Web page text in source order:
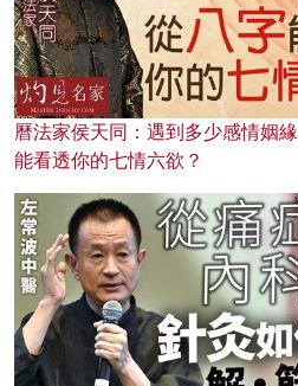
曆法家侯天同：遇到多少感情姻
能看透你的七情六欲？